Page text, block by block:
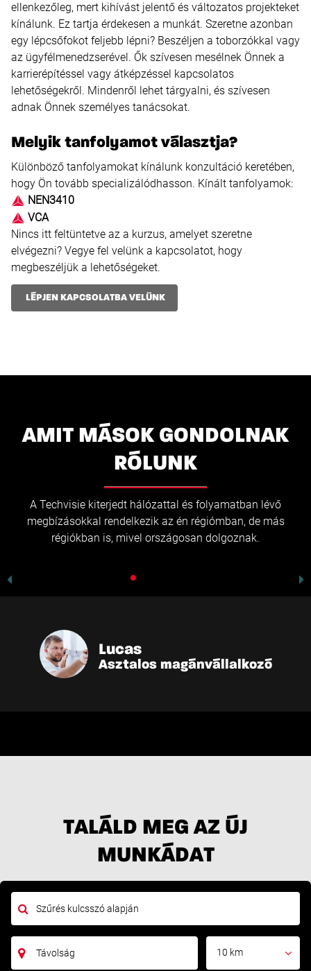
ellenkezőleg, mert kihívást jelentő és változatos projekteket
kínálunk. Ez tartja érdekesen a munkát. Szeretne azonban
egy lépcsőfokot feljebb lépni? Beszéljen a toborzókkal vagy
az ügyfélmenedzserével. Ők szívesen mesélnek Önnek a
karrierépítéssel vagy átképzéssel kapcsolatos
lehetőségekről. Mindenről lehet tárgyalni, és szívesen
adnak Önnek személyes tanácsokat.
Melyik tanfolyamot választja?
Különböző tanfolyamokat kínálunk konzultáció keretében,
hogy Ön tovább specializálódhasson. Kínált tanfolyamok:
NEN3410
VCA
Nincs itt feltüntetve az a kurzus, amelyet szeretne
elvégezni? Vegye fel velünk a kapcsolatot, hogy
megbeszéljük a lehetőségeket.
LÉPJEN KAPCSOLATBA VELÜNK
AMIT MÁSOK GONDOLNAK
RÓLUNK
Lucas
Asztalos magánvállalkozó
TALÁLD MEG AZ ÚJ
MUNKÁDAT
10 km